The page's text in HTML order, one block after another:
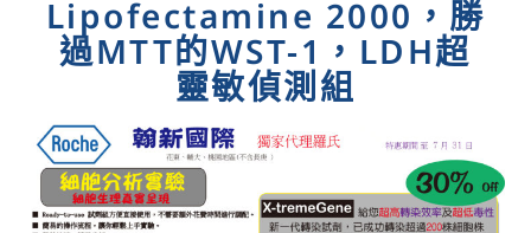
Lipofectamine 2000，勝
過MTT的WST-1，LDH超
靈敏偵測組